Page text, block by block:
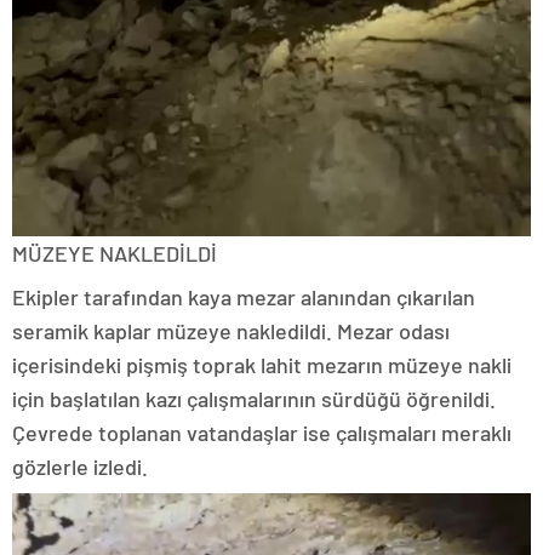
MÜZEYE NAKLEDİLDİ
Ekipler tarafından kaya mezar alanından çıkarılan
seramik kaplar müzeye nakledildi. Mezar odası
içerisindeki pişmiş toprak lahit mezarın müzeye nakli
için başlatılan kazı çalışmalarının sürdüğü öğrenildi.
Çevrede toplanan vatandaşlar ise çalışmaları meraklı
gözlerle izledi.